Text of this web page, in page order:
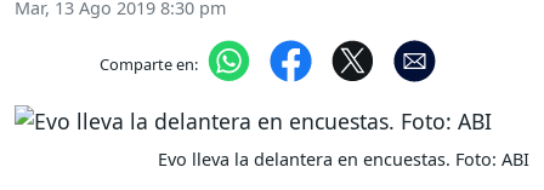
Mar, 13 Ago 2019 8:30 pm
Comparte en:
Evo lleva la delantera en encuestas. Foto: ABI